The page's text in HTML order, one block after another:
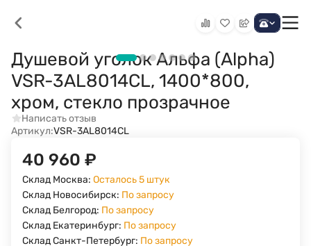
Душевой уголок Альфа (Alpha)
VSR-3AL8014CL, 1400*800,
хром, стекло прозрачное
Написать отзыв
Артикул:VSR-3AL8014CL
40 960 ₽
Склад Москва: Осталось 5 штук
Склад Новосибирск: По запросу
Склад Белгород: По запросу
Склад Екатеринбург: По запросу
Склад Санкт-Петербург: По запросу